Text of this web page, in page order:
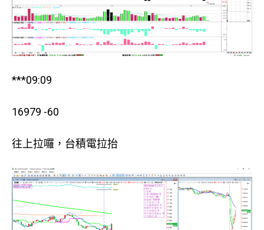
***09:09
16979 -60
往上拉囉，台積電拉抬